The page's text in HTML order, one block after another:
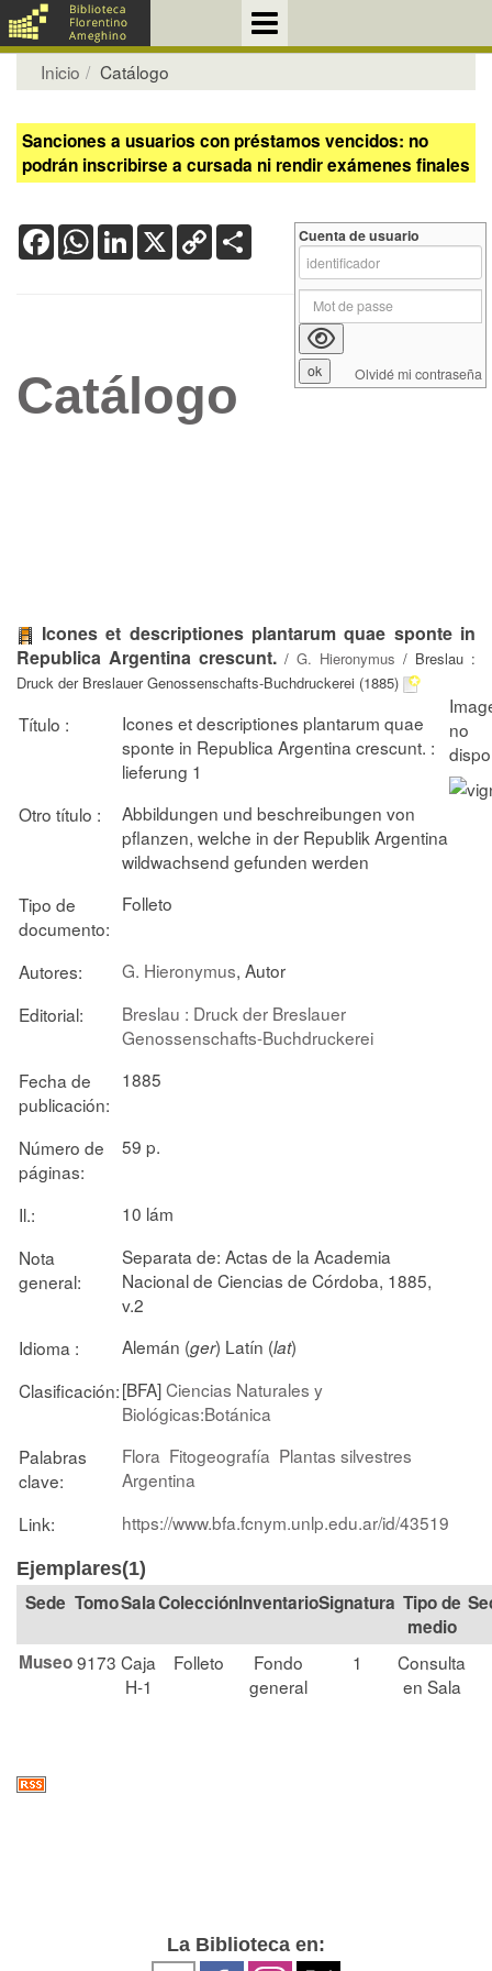
Inicio Catálogo
Sanciones a usuarios con préstamos vencidos: no
podrán inscribirse a cursada ni rendir exámenes finales
FacebookWhatsApp
LinkedIn
X Copy
Link
Catálogo
Icones et descriptiones plantarum quae sponte in
Republica Argentina crescunt. / G. Hieronymus / Breslau :
Druck der Breslauer Genossenschafts-Buchdruckerei (1885)
Título :
Icones et descriptiones plantarum quae
sponte in Republica Argentina crescunt. :
lieferung 1
Otro título :
Abbildungen und beschreibungen von
pflanzen, welche in der Republik Argentina
wildwachsend gefunden werden
Tipo de
documento:
Folleto
Autores: G. Hieronymus, Autor
Editorial:
Breslau : Druck der Breslauer
Genossenschafts-Buchdruckerei
Fecha de
publicación:
1885
Número de
páginas:
59 p.
Il.:
10 lám
Nota
general:
Separata de: Actas de la Academia
Nacional de Ciencias de Córdoba, 1885,
v.2
Idioma :
Alemán (ger) Latín (lat)
Clasificación:[BFA]Ciencias Naturales y
Biológicas:Botánica
Palabras
clave:
Flora Fitogeografía Plantas silvestres
Argentina
Link:
https://www.bfa.fcnym.unlp.edu.ar/id/43519
Ejemplares(1)
TomoSalaColección Signatura Tipo de
medio
Museo9173 Caja
H-1
Folleto
Fondo
general
1
Consulta
en Sala
Cuenta de usuario
Olvidé mi contraseña
La Biblioteca en: